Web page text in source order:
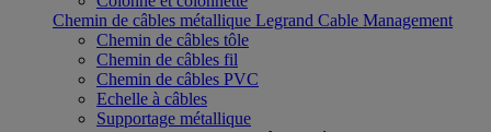
Chemin de câbles métallique Legrand Cable Management
Chemin de câbles tôle
Chemin de câbles fil
Chemin de câbles PVC
Echelle à câbles
Supportage métallique